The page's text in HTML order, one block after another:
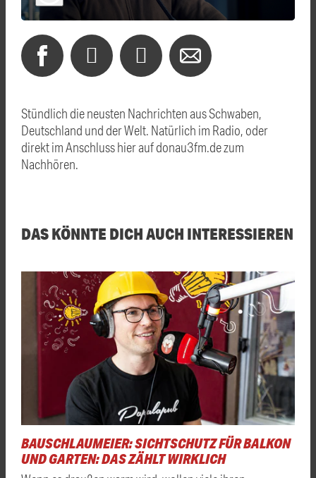
Stündlich die neusten Nachrichten aus Schwaben,
Deutschland und der Welt. Natürlich im Radio, oder
direkt im Anschluss hier auf donau3fm.de zum
Nachhören.
DAS KÖNNTE DICH AUCH INTERESSIEREN
BAUSCHLAUMEIER: SICHTSCHUTZ FÜR BALKON
UND GARTEN: DAS ZÄHLT WIRKLICH